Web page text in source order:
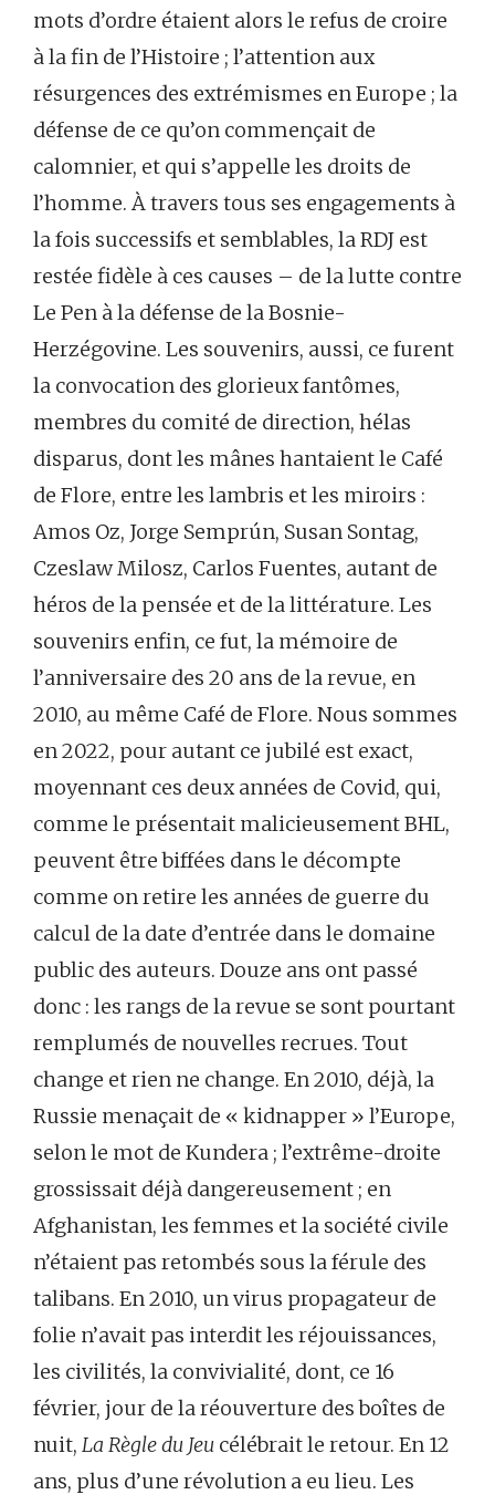
mots d’ordre étaient alors le refus de croire
à la fin de l’Histoire ; l’attention aux
résurgences des extrémismes en Europe ; la
défense de ce qu’on commençait de
calomnier, et qui s’appelle les droits de
l’homme. À travers tous ses engagements à
la fois successifs et semblables, la RDJ est
restée fidèle à ces causes – de la lutte contre
Le Pen à la défense de la Bosnie-
Herzégovine. Les souvenirs, aussi, ce furent
la convocation des glorieux fantômes,
membres du comité de direction, hélas
disparus, dont les mânes hantaient le Café
de Flore, entre les lambris et les miroirs :
Amos Oz, Jorge Semprún, Susan Sontag,
Czeslaw Milosz, Carlos Fuentes, autant de
héros de la pensée et de la littérature. Les
souvenirs enfin, ce fut, la mémoire de
l’anniversaire des 20 ans de la revue, en
2010, au même Café de Flore. Nous sommes
en 2022, pour autant ce jubilé est exact,
moyennant ces deux années de Covid, qui,
comme le présentait malicieusement BHL,
peuvent être biffées dans le décompte
comme on retire les années de guerre du
calcul de la date d’entrée dans le domaine
public des auteurs. Douze ans ont passé
donc : les rangs de la revue se sont pourtant
remplumés de nouvelles recrues. Tout
change et rien ne change. En 2010, déjà, la
Russie menaçait de « kidnapper » l’Europe,
selon le mot de Kundera ; l’extrême-droite
grossissait déjà dangereusement ; en
Afghanistan, les femmes et la société civile
n’étaient pas retombés sous la férule des
talibans. En 2010, un virus propagateur de
folie n’avait pas interdit les réjouissances,
les civilités, la convivialité, dont, ce 16
février, jour de la réouverture des boîtes de
nuit, La Règle du Jeu célébrait le retour. En 12
ans, plus d’une révolution a eu lieu. Les